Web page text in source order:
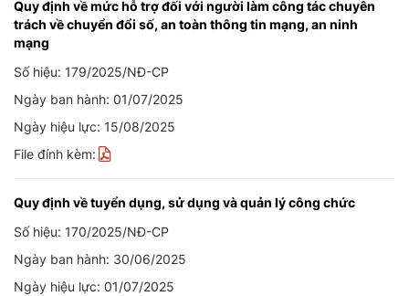
Quy định về mức hỗ trợ đối với người làm công tác chuyên
trách về chuyển đổi số, an toàn thông tin mạng, an ninh
mạng
Số hiệu: 179/2025/NĐ-CP
Ngày ban hành: 01/07/2025
Ngày hiệu lực: 15/08/2025
File đính kèm:
Quy định về tuyển dụng, sử dụng và quản lý công chức
Số hiệu: 170/2025/NĐ-CP
Ngày ban hành: 30/06/2025
Ngày hiệu lực: 01/07/2025